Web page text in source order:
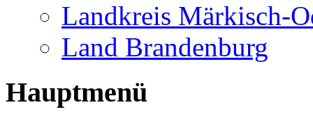
Landkreis Märkisch-
Land Brandenburg
Hauptmenü